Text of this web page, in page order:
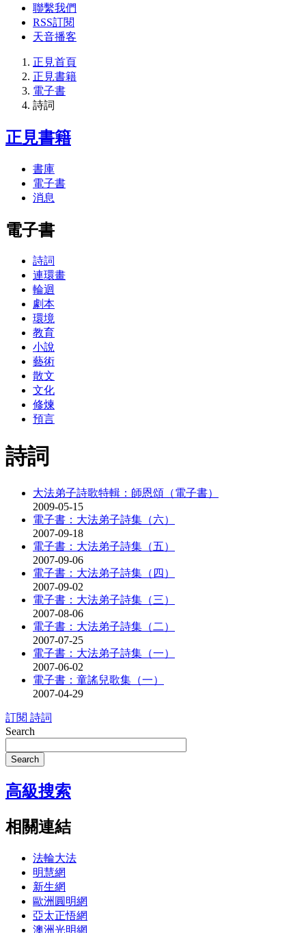
聯繫我們
RSS訂閱
天音播客
正見首頁
正見書籍
電子書
詩詞
正見書籍
書庫
電子書
消息
電子書
詩詞
連環畫
輪迴
劇本
環境
教育
小說
藝術
散文
文化
修煉
預言
詩詞
大法弟子詩歌特輯：師恩頌（電子書）
2009-05-15
電子書：大法弟子詩集（六）
2007-09-18
電子書：大法弟子詩集（五）
2007-09-06
電子書：大法弟子詩集（四）
2007-09-02
電子書：大法弟子詩集（三）
2007-08-06
電子書：大法弟子詩集（二）
2007-07-25
電子書：大法弟子詩集（一）
2007-06-02
電子書：童謠兒歌集（一）
2007-04-29
訂閱 詩詞
Search
Search
高級搜索
相關連結
法輪大法
明慧網
新生網
歐洲圓明網
亞太正悟網
澳洲光明網